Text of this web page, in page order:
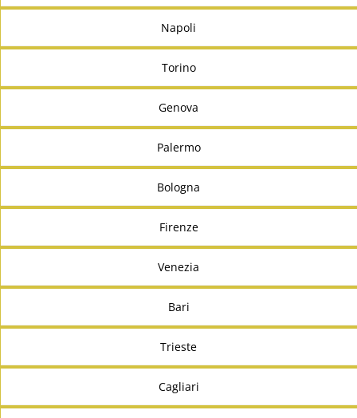
Napoli
Torino
Genova
Palermo
Bologna
Firenze
Venezia
Bari
Trieste
Cagliari